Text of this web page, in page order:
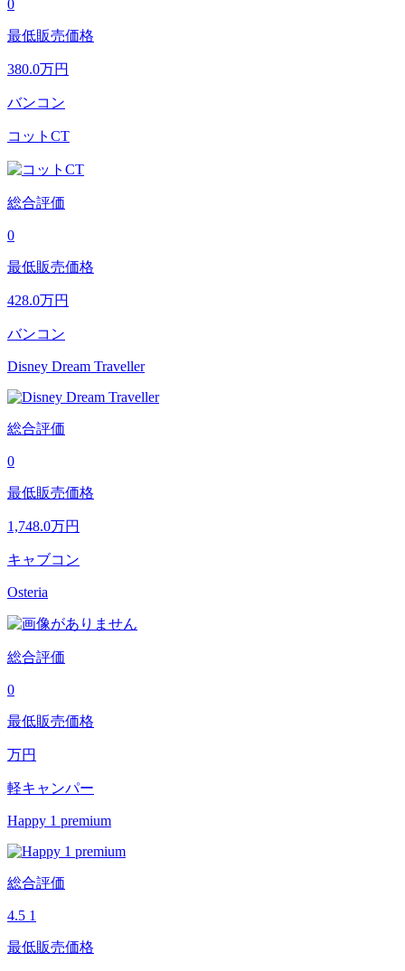
0
最低販売価格
380.0万円
バンコン
コットCT
総合評価
0
最低販売価格
428.0万円
バンコン
Disney Dream Traveller
総合評価
0
最低販売価格
1,748.0万円
キャブコン
Osteria
総合評価
0
最低販売価格
万円
軽キャンパー
Happy 1 premium
総合評価
4.5 1
最低販売価格